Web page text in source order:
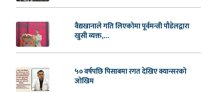
वैद्यखानाले गति लिएकोमा पूर्वमन्त्री पौडेलद्वारा
खुसी व्यक्त,...
५० वर्षपछि पिसाबमा रगत देखिए क्यान्सरको
जोखिम